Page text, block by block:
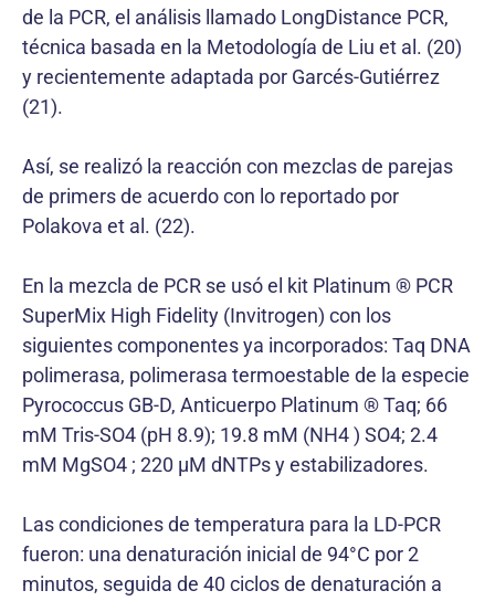
de la PCR, el análisis llamado LongDistance PCR,
técnica basada en la Metodología de Liu et al. (20)
y recientemente adaptada por Garcés-Gutiérrez
(21).
Así, se realizó la reacción con mezclas de parejas
de primers de acuerdo con lo reportado por
Polakova et al. (22).
En la mezcla de PCR se usó el kit Platinum ® PCR
SuperMix High Fidelity (Invitrogen) con los
siguientes componentes ya incorporados: Taq DNA
polimerasa, polimerasa termoestable de la especie
Pyrococcus GB-D, Anticuerpo Platinum ® Taq; 66
mM Tris-SO4 (pH 8.9); 19.8 mM (NH4 ) SO4; 2.4
mM MgSO4 ; 220 µM dNTPs y estabilizadores.
Las condiciones de temperatura para la LD-PCR
fueron: una denaturación inicial de 94°C por 2
minutos, seguida de 40 ciclos de denaturación a